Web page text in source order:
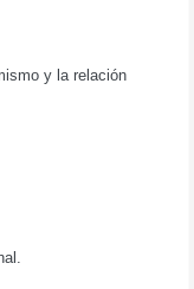
y la relación